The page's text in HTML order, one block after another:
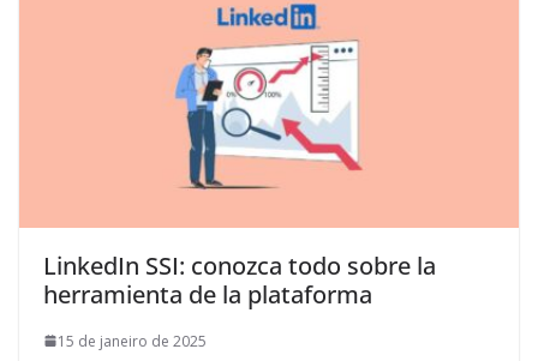
LinkedIn SSI: conozca todo sobre la
herramienta de la plataforma
15 de janeiro de 2025